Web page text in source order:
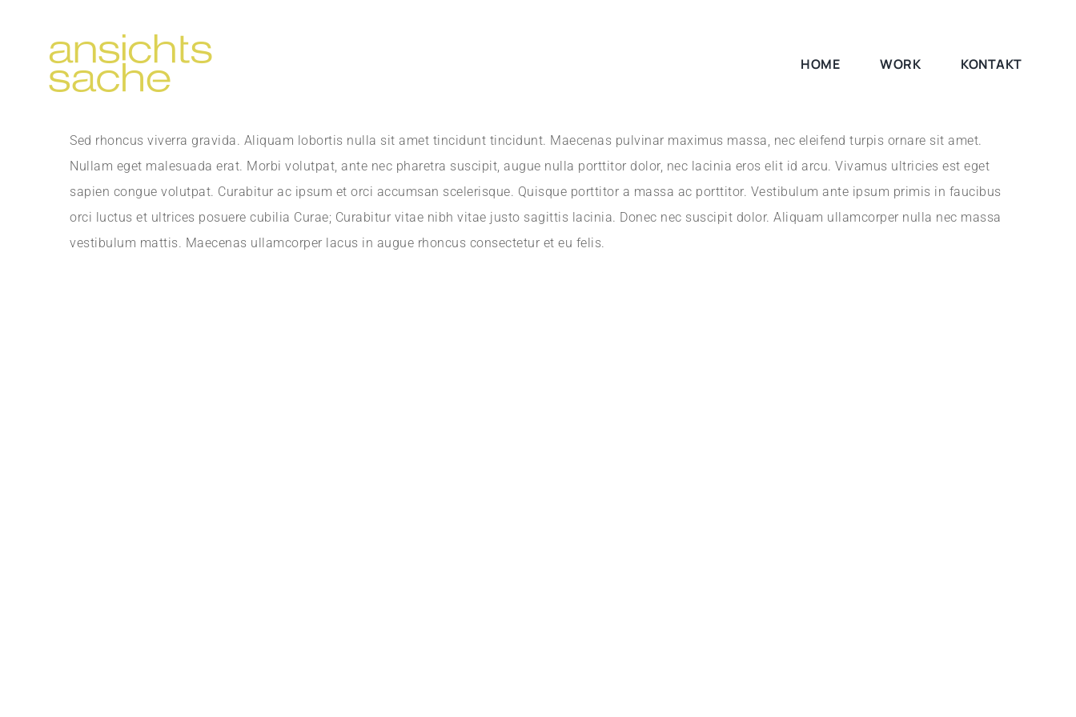
springen
HOME WORK KONTAKT
Sed rhoncus viverra gravida. Aliquam lobortis nulla sit amet tincidunt tincidunt. Maecenas pulvinar maximus massa, nec eleifend turpis ornare sit amet.
Nullam eget malesuada erat. Morbi volutpat, ante nec pharetra suscipit, augue nulla porttitor dolor, nec lacinia eros elit id arcu. Vivamus ultricies est eget
sapien congue volutpat. Curabitur ac ipsum et orci accumsan scelerisque. Quisque porttitor a massa ac porttitor. Vestibulum ante ipsum primis in faucibus
orci luctus et ultrices posuere cubilia Curae; Curabitur vitae nibh vitae justo sagittis lacinia. Donec nec suscipit dolor. Aliquam ullamcorper nulla nec massa
vestibulum mattis. Maecenas ullamcorper lacus in augue rhoncus consectetur et eu felis.